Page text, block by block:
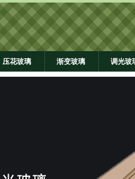
压花玻璃 渐变玻璃 调光玻